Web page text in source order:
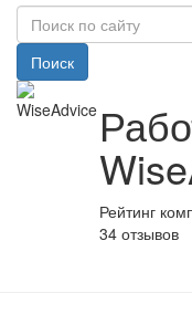
Поиск
Рейтинг
34 отзывов